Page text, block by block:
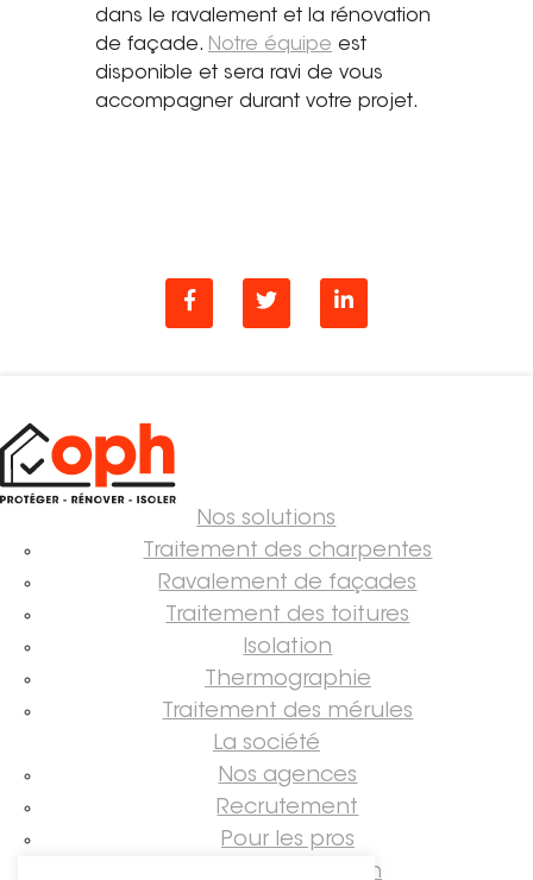
dans le ravalement et la rénovation
de façade. Notre équipe est
disponible et sera ravi de vous
accompagner durant votre projet.
Nos solutions
Traitement des charpentes
Ravalement de façades
Traitement des toitures
Isolation
Thermographie
Traitement des mérules
La société
Nos agences
Recrutement
Pour les pros
Guide rénovation